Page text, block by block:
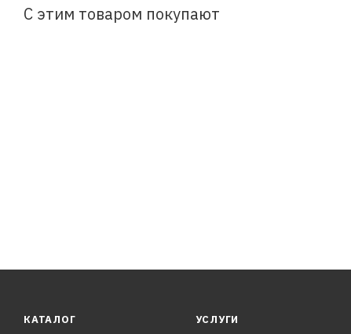
ML100 подходит для всех типов систем впрыска.
С этим товаром покупают
КАТАЛОГ УСЛУГИ